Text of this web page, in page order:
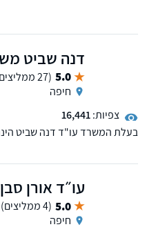
דנה שביט
5.0 (27 ממליצים)
חיפה
צפיות:16,441
בעלת המשרד עו"ד דנה שביט
עו״ד אורן סבן
5.0 (4 ממליצים)
חיפה